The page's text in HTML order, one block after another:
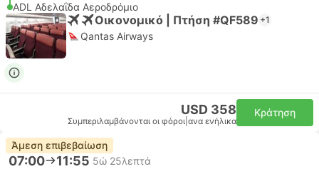
ADL Αδελαΐδα Αεροδρόμιο
Οικονομικό | Πτήση #QF589 +1
Qantas Airways
USD 358
Συμπεριλαμβάνονται οι φόροι ανα ενήλικα
Κράτηση
Άμεση επιβεβαίωση
07:00 11:55 5ώ 25λεπτά